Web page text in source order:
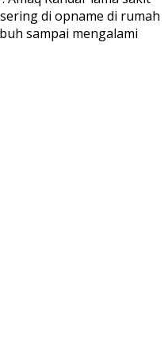
di opname di rumah
sampai mengalami